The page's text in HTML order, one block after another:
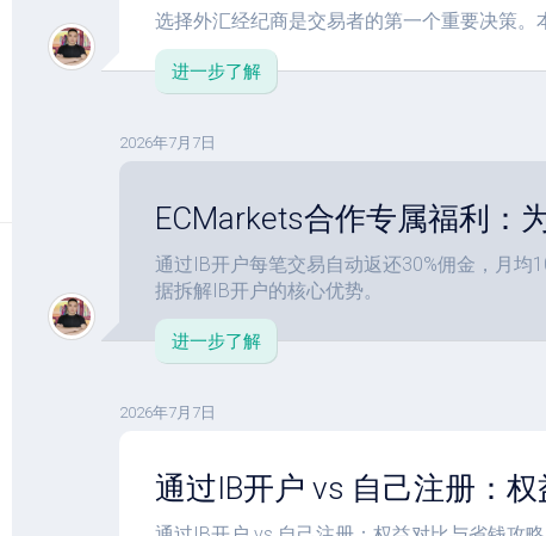
选择外汇经纪商是交易者的第一个重要决策。
进一步了解
2026年7月7日
ECMarkets合作专属福利：
通过IB开户每笔交易自动返还30%佣金，月
据拆解IB开户的核心优势。
进一步了解
2026年7月7日
通过IB开户 vs 自己注册：